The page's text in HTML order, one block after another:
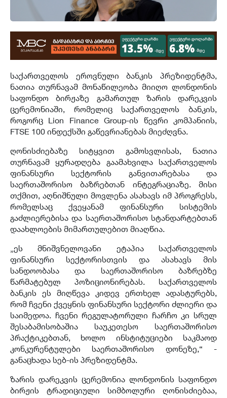
საქართველოს ეროვნული ბანკის პრეზიდენტმა,
ნათია თურნავამ მონაწილეობა მიიღო ლონდონის
საფონდო ბირჟაზე გამართულ ზარის დარეკვის
ცერემონიაში, რომელიც საქართველოს ბანკის,
როგორც Lion Finance Group-ის წევრი კომპანიის,
FTSE 100 ინდექსში გაწევრიანებას მიეძღვნა.
ღონისძიებაზე სიტყვით გამოსვლისას, ნათია
თურნავამ ყურადღება გაამახვილა საქართველოს
ფინანსური სექტორის განვითარებასა და
საერთაშორისო ბაზრებთან ინტეგრაციაზე. მისი
თქმით, აღნიშნული მოვლენა ასახავს იმ პროგრესს,
რომელსაც ქვეყანამ ფინანსური სისტემის
გაძლიერებისა და საერთაშორისო სტანდარტებთან
დაახლოების მიმართულებით მიაღწია.
„ეს მნიშვნელოვანი ეტაპია საქართველოს
ფინანსური სექტორისთვის და ასახავს მის
სანდოობასა და საერთაშორისო ბაზრებზე
წარმატებულ პოზიციონირებას. საქართველოს
ბანკის ეს მიღწევა კიდევ ერთხელ ადასტურებს,
რომ ჩვენი ქვეყნის ფინანსური სექტორი ძლიერი და
საიმედოა. ჩვენი რეგულატორული ჩარჩო კი სრულ
შესაბამისობაშია საუკეთესო საერთაშორისო
პრაქტიკებთან, ხოლო ინსტიტუციები საკმაოდ
კონკურენტულები საერთაშორისო დონეზე,“ -
განაცხადა სებ-ის პრეზიდენტმა.
ზარის დარეკვის ცერემონია ლონდონის საფონდო
ბირჟის ტრადიციული სიმბოლური ღონისძიებაა,